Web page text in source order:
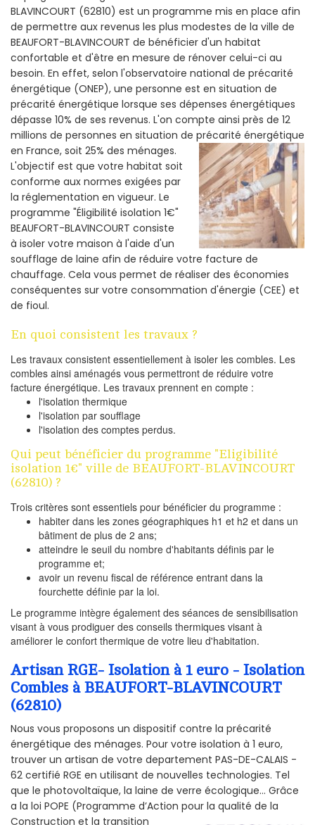
BLAVINCOURT (62810) est un programme mis en place afin
de permettre aux revenus les plus modestes de la ville de
BEAUFORT-BLAVINCOURT de bénéficier d'un habitat
confortable et d'être en mesure de rénover celui-ci au
besoin. En effet, selon l'observatoire national de précarité
énergétique (ONEP), une personne est en situation de
précarité énergétique lorsque ses dépenses énergétiques
dépasse 10% de ses revenus. L'on compte ainsi près de 12
millions de personnes en situation de précarité énergétique
en France, soit 25% des ménages.
L'objectif est que votre habitat soit
conforme aux normes exigées par
la réglementation en vigueur. Le
programme "Éligibilité isolation 1€"
BEAUFORT-BLAVINCOURT consiste
à isoler votre maison à l'aide d'un
soufflage de laine afin de réduire votre facture de
chauffage. Cela vous permet de réaliser des économies
conséquentes sur votre consommation d'énergie (CEE) et
de fioul.
En quoi consistent les travaux ?
Les travaux consistent essentiellement à isoler les combles. Les
combles ainsi aménagés vous permettront de réduire votre
facture énergétique. Les travaux prennent en compte :
l'isolation thermique
l'isolation par soufflage
l'isolation des comptes perdus.
Qui peut bénéficier du programme "Eligibilité
isolation 1€" ville de BEAUFORT-BLAVINCOURT
(62810) ?
Trois critères sont essentiels pour bénéficier du programme :
habiter dans les zones géographiques h1 et h2 et dans un
bâtiment de plus de 2 ans;
atteindre le seuil du nombre d'habitants définis par le
programme et;
avoir un revenu fiscal de référence entrant dans la
fourchette définie par la loi.
Le programme intègre également des séances de sensibilisation
visant à vous prodiguer des conseils thermiques visant à
améliorer le confort thermique de votre lieu d'habitation.
Artisan RGE- Isolation à 1 euro - Isolation
Combles à BEAUFORT-BLAVINCOURT
(62810)
Nous vous proposons un dispositif contre la précarité
énergétique des ménages. Pour votre isolation à 1 euro,
trouver un artisan de votre departement PAS-DE-CALAIS -
62 certifié RGE en utilisant de nouvelles technologies. Tel
que le photovoltaïque, la laine de verre écologique... Grâce
a la loi POPE (Programme d’Action pour la qualité de la
Construction et la transition